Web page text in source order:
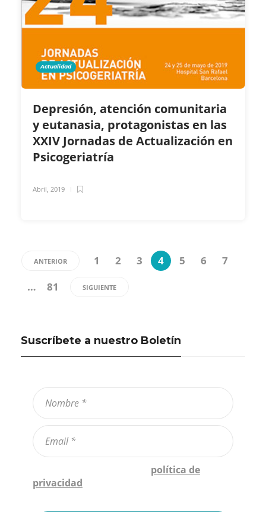
Actualidad
Depresión, atención comunitaria
y eutanasia, protagonistas en las
XXIV Jornadas de Actualización en
Psicogeriatría
Abril, 2019
ANTERIOR 1 2 3 4 5 6
7
…
81 SIGUIENTE
Suscríbete a nuestro Boletín
política de
privacidad